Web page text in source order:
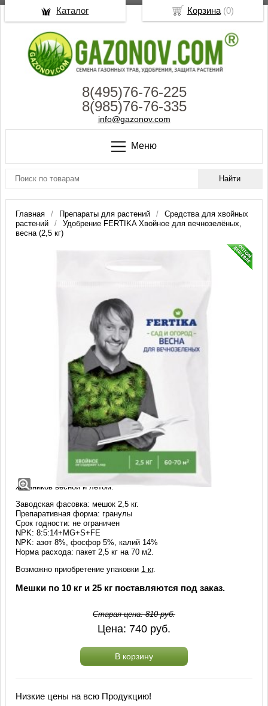
8(495)76-76-225
8(985)76-76-335
info@gazonov.com
Меню
Главная Препараты для растений
Средства для хвойных
растений
Удобрение FERTIKA Хвойное для вечнозелёных,
весна (2,5 кг)
Удобрение FERTIKA Хвойное для
вечнозелёных, весна (2,5 кг)
Комплексное минеральное удобрение Фертика для подкормки
хвойников весной и летом.
Заводская фасовка: мешок 2,5 кг.
Препаративная форма: гранулы
Срок годности: не ограничен
NPK: 8:5:14+MG+S+FE
NPK: азот 8%, фосфор 5%, калий 14%
Норма расхода: пакет 2,5 кг на 70 м2.
Возможно приобретение упаковки 1 кг.
Мешки по 10 кг и 25 кг поставляются под заказ.
Старая цена:810руб.
Цена: 740 руб.
В корзину
Низкие цены на всю Продукцию!
Корзина(0)
Каталог